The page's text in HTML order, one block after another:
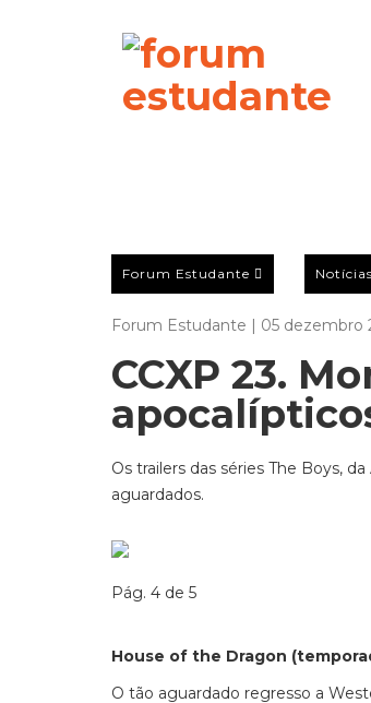
Forum Estudante Notícias
Forum Estudante | 05 dezembro
CCXP 23.
Os trailers das séries The Boys,
aguardados.
Pág. 4 de 5
House of the Dragon
O tão aguardado regresso a